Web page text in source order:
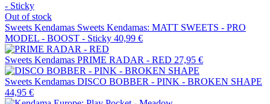
Out of stock
Sweets Kendamas Sweets Kendamas: MATT SWEETS - PRO
MODEL - BOOST - Sticky 40,99 €
Sweets Kendamas PRIME RADAR - RED 27,95 €
Sweets Kendamas DISCO BOBBER - PINK - BROKEN SHAPE
44,95 €